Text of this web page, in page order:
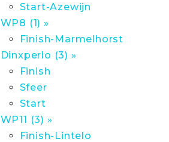
Start-Azewijn
WP8 (1) »
Finish-Marmelhorst
Dinxperlo (3) »
Finish
Sfeer
Start
WP11 (3) »
Finish-Lintelo